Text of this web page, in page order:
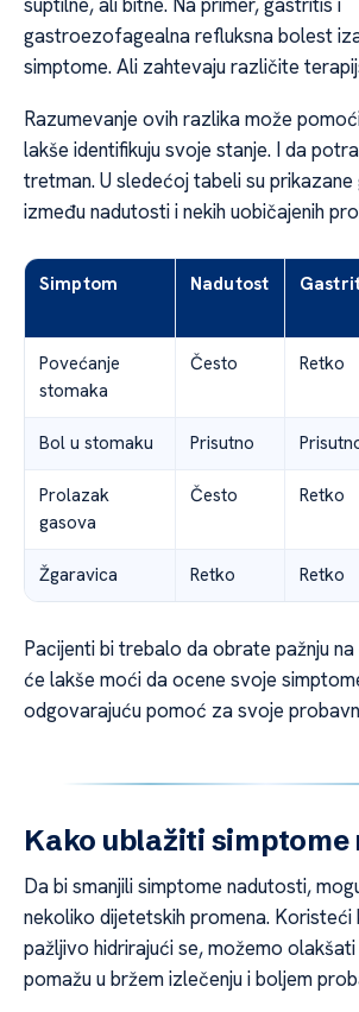
gastroezofagealna refluksna bolest
simptome. Ali zahtevaju različite
Razumevanje ovih razlika može
lakše identifikuju svoje stanje. I da
tretman. U sledećoj tabeli su
između nadutosti i nekih uobičajenih
Simptom Nadutost
Povećanje
stomaka
Često Retko
Bol u stomaku Prisutno
Prolazak
gasova
Često Retko
Žgaravica Retko Retko
Pacijenti bi trebalo da obrate pažnju
će lakše moći da ocene svoje
odgovarajuću pomoć za svoje
Kako ublažiti simptome
Da bi smanjili simptome nadutosti,
nekoliko dijetetskih promena. Koristeći
pažljivo hidrirajući se, možemo
pomažu u bržem izlečenju i boljem